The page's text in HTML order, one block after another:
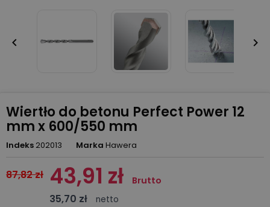
 
Wiertło do betonu Perfect Power 12
mm x 600/550 mm
Indeks 202013 Marka Hawera
87,82 zł 43,91 zł Brutto
35,70 zł
netto